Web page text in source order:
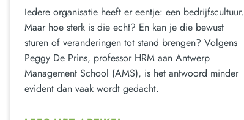
Iedere organisatie heeft er eentje: een bedrijfscultuur.
Maar hoe sterk is die echt? En kan je die bewust
sturen of veranderingen tot stand brengen? Volgens
Peggy De Prins, professor HRM aan Antwerp
Management School (AMS), is het antwoord minder
evident dan vaak wordt gedacht.